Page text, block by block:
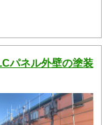
パネル外壁の塗装